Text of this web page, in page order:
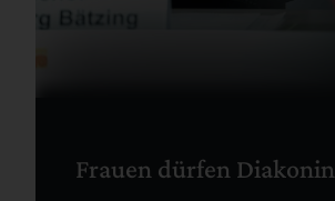
Frauen dürfen